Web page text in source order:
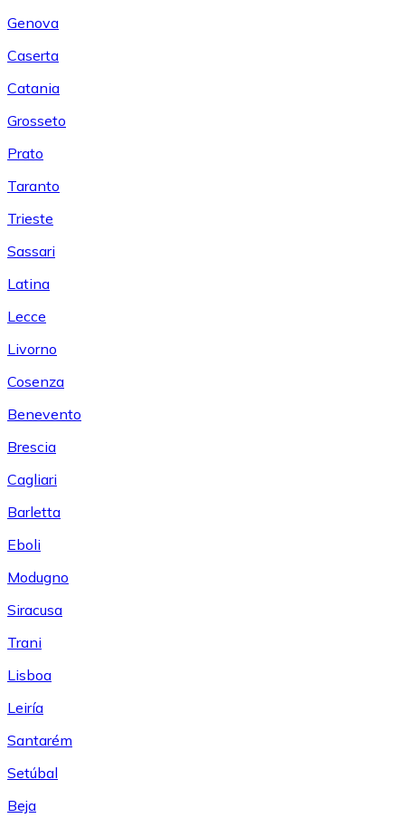
Genova
Caserta
Catania
Grosseto
Prato
Taranto
Trieste
Sassari
Latina
Lecce
Livorno
Cosenza
Benevento
Brescia
Cagliari
Barletta
Eboli
Modugno
Siracusa
Trani
Lisboa
Leiría
Santarém
Setúbal
Beja